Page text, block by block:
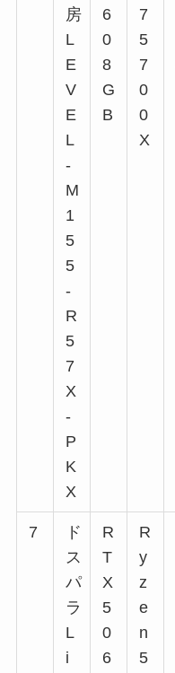
房
L
E
V
E
L
-
M
1
5
5
-
R
5
7
X
-
P
K
X
6
0
8
G
B
7
5
7
0
0
X
7
ド
ス
パ
ラ
L
i
R
T
X
5
0
6
R
y
z
e
n
5